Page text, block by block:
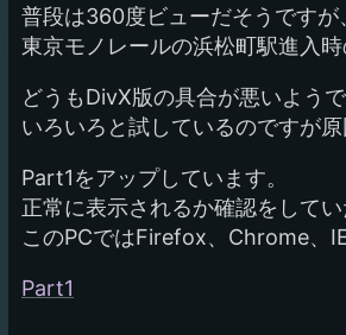
普段は360度ビューだそうですが
東京モノレールの浜松町駅進入
どうもDivX版の具合が悪いようで
いろいろと試しているのですが原
Part1をアップしています。
正常に表示されるか確認をしてい
このPCではFirefox、Chrome、
Part1